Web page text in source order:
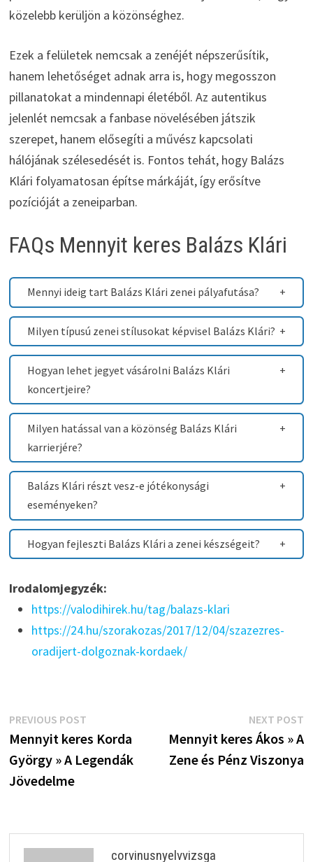
közelebb kerüljön a közönséghez.
Ezek a felületek nemcsak a zenéjét népszerűsítik,
hanem lehetőséget adnak arra is, hogy megosszon
pillanatokat a mindennapi életéből. Az autentikus
jelenlét nemcsak a fanbase növelésében játszik
szerepet, hanem elősegíti a művész kapcsolati
hálójának szélesedését is. Fontos tehát, hogy Balázs
Klári folyamatosan építse márkáját, így erősítve
pozícióját a zeneiparban.
FAQs Mennyit keres Balázs Klári
Mennyi ideig tart Balázs Klári zenei pályafutása?
Milyen típusú zenei stílusokat képvisel Balázs Klári?
Hogyan lehet jegyet vásárolni Balázs Klári
koncertjeire?
Milyen hatással van a közönség Balázs Klári
karrierjére?
Balázs Klári részt vesz-e jótékonysági
eseményeken?
Hogyan fejleszti Balázs Klári a zenei készségeit?
Irodalomjegyzék:
https://valodihirek.hu/tag/balazs-klari
https://24.hu/szorakozas/2017/12/04/szazezres-
oradijert-dolgoznak-kordaek/
Bejegyzés
navigáció
PREVIOUS POSTPrevious
post:
Mennyit keres Korda
György » A Legendák
Jövedelme
NEXT POST
Mennyit keres Ákos » A
Zene és Pénz Viszonya
corvinusnyelvvizsga